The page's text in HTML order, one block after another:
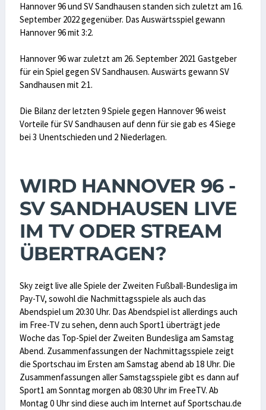
Hannover 96 und SV Sandhausen standen sich zuletzt am 16.
September 2022 gegenüber. Das Auswärtsspiel gewann
Hannover 96 mit 3:2.
Hannover 96 war zuletzt am 26. September 2021 Gastgeber
für ein Spiel gegen SV Sandhausen. Auswärts gewann SV
Sandhausen mit 2:1.
Die Bilanz der letzten 9 Spiele gegen Hannover 96 weist
Vorteile für SV Sandhausen auf denn für sie gab es 4 Siege
bei 3 Unentschieden und 2 Niederlagen.
WIRD HANNOVER 96 -
SV SANDHAUSEN LIVE
IM TV ODER STREAM
ÜBERTRAGEN?
Sky zeigt live alle Spiele der Zweiten Fußball-Bundesliga im
Pay-TV, sowohl die Nachmittagsspiele als auch das
Abendspiel um 20:30 Uhr. Das Abendspiel ist allerdings auch
im Free-TV zu sehen, denn auch Sport1 überträgt jede
Woche das Top-Spiel der Zweiten Bundesliga am Samstag
Abend. Zusammenfassungen der Nachmittagsspiele zeigt
die Sportschau im Ersten am Samstag abend ab 18 Uhr. Die
Zusammenfassungen aller Samstagsspiele gibt es dann auf
Sport1 am Sonntag morgen ab 08:30 Uhr im FreeTV. Ab
Montag 0 Uhr sind diese auch im Internet auf Sportschau.de